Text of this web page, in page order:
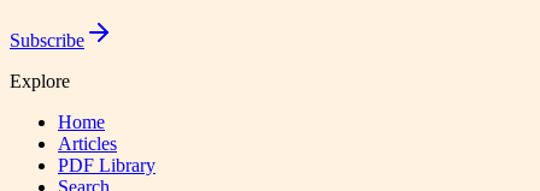
Subscribe
Explore
Home
Articles
PDF Library